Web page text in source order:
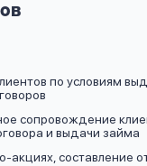
по условиям
сопровождение
и выдачи займа
акциях, составление